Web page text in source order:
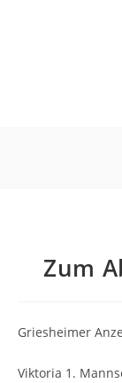
Zum
Griesheimer
Viktoria 1.